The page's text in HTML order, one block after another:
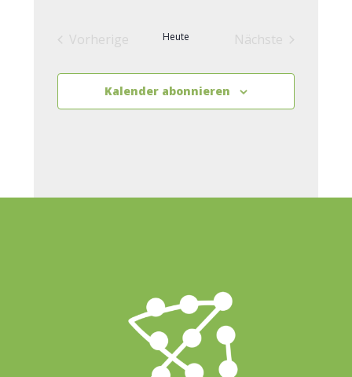
Vorherige
Heute
Nächste
Kalender abonnieren